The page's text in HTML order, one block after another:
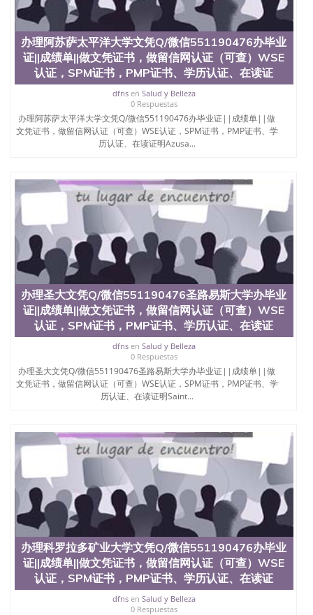
办理阿苏萨太平洋大学文凭Q/微信551190476办毕业
证||成绩单||做文凭证书，做留信网认证（可查）WSE
认证，SPM证书，PMP证书、学历认证、在读证
dfnsen Salud y Belleza
0 Respuestas
办理阿苏萨太平洋大学文凭Q/微信551190476办毕业证||成绩单||做
文凭证书，做留信网认证（可查）WSE认证，SPM证书，PMP证书、学
历认证、在读证明Azusa...
办理圣大文凭Q/微信551190476圣路易斯大学办毕业
证||成绩单||做文凭证书，做留信网认证（可查）WSE
认证，SPM证书，PMP证书、学历认证、在读证
dfnsen Salud y Belleza
0 Respuestas
办理圣大文凭Q/微信551190476圣路易斯大学办毕业证||成绩单||做
文凭证书，做留信网认证（可查）WSE认证，SPM证书，PMP证书、学
历认证、在读证明Saint...
办理科罗拉多矿业大学文凭Q/微信551190476办毕业
证||成绩单||做文凭证书，做留信网认证（可查）WSE
认证，SPM证书，PMP证书、学历认证、在读证
dfnsen Salud y Belleza
0 Respuestas